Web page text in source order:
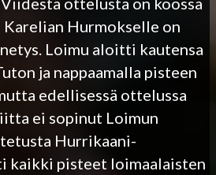
Hurmokselle on
Loimu aloitti kautensa
ja nappaamalla pisteen
edellisessä ottelussa
ei sopinut Loimun
Hurrikaani-
kaikki pisteet loimaalaisten